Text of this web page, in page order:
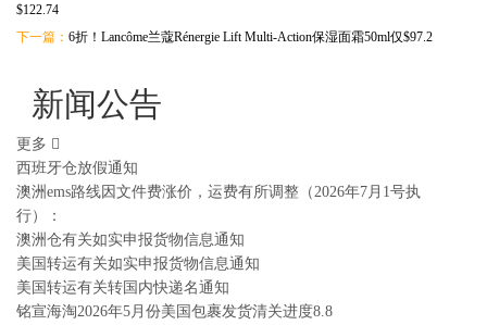
$122.74
下一篇： 6折！Lancôme兰蔻Rénergie Lift Multi-Action保湿面霜50ml仅$97.2
新闻公告
更多
西班牙仓放假通知
澳洲ems路线因文件费涨价，运费有所调整（2026年7月1号执
行）：
澳洲仓有关如实申报货物信息通知
美国转运有关如实申报货物信息通知
美国转运有关转国内快递名通知
铭宣海淘2026年5月份美国包裹发货清关进度8.8